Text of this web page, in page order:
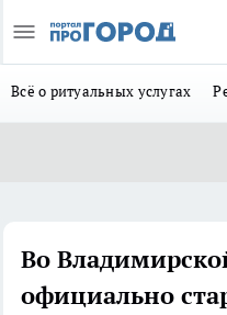
Всё о ритуальных услугах
Во
официально